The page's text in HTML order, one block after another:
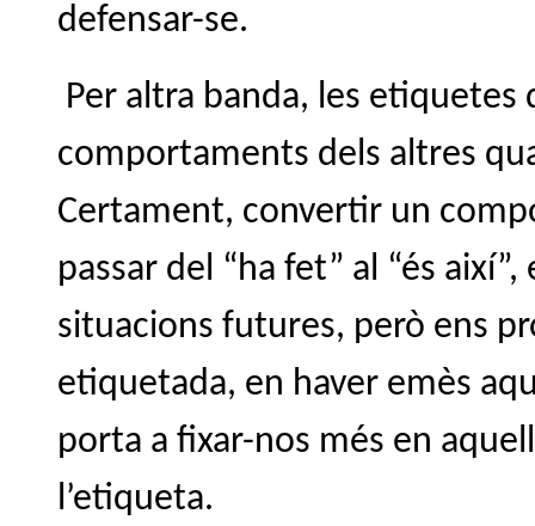
defensar-se.
Per altra banda, les
comportaments dels altres
Certament, convertir un
passar del “ha fet” al “és
situacions futures, però ens
etiquetada, en haver emès
porta a fixar-nos més en
l’etiqueta.